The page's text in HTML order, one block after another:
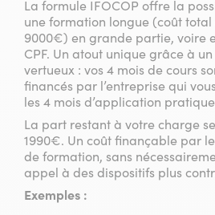
La formule IFOCOP offre la
une formation longue (coût total
9000€) en grande partie, voire
CPF. Un atout unique grâce à
vertueux : vos 4 mois de cours
financés par l’entreprise qui
les 4 mois d’application
La part restant à votre charge
1990€. Un coût finançable par
de formation, sans
appel à des dispositifs plus
Exemples :